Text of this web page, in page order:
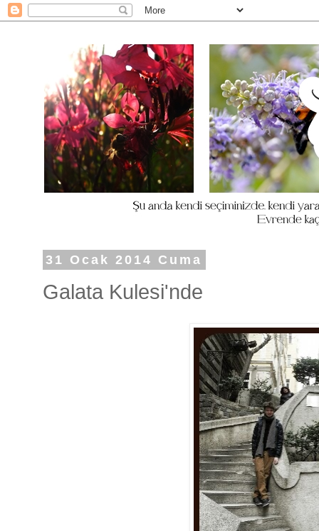
31 Ocak 2014 Cuma
Galata Kulesi'nde